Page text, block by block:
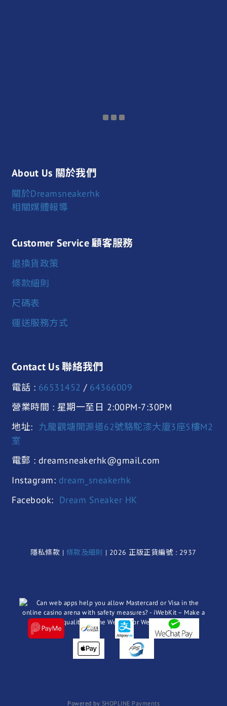
About Us 關於我們
關於Dreamsneakerhk
相關媒體報導
Customer Service 顧客服務
退換貨政策
條款細則
尺碼表
運送服務方式
Contact Us 聯絡我們
電話 : 66531452 / 64366009
營業時間 : 星期一至日 2:00PM-7:30PM
地址:
九龍觀塘開源道62號駱駝漆大廈3座5樓M2
室
電郵 : dreamsneakerhk@gmail.com
Instagram: dream_sneakerhk
Facebook: Dream Sneaker HK
隱私條款 | 條款及細則 | 2026 正版正貨編號 : 2937
Powered by SHOPLINE Payments